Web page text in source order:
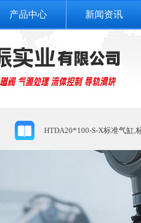
产品中心 新闻资讯
HTDA20*100-S-X标准气缸,
[2018-10-16]
高州市深镇九寨沟-广东小九
三部门发文提出，到2020年
电脉冲电磁阀具有哪些智能